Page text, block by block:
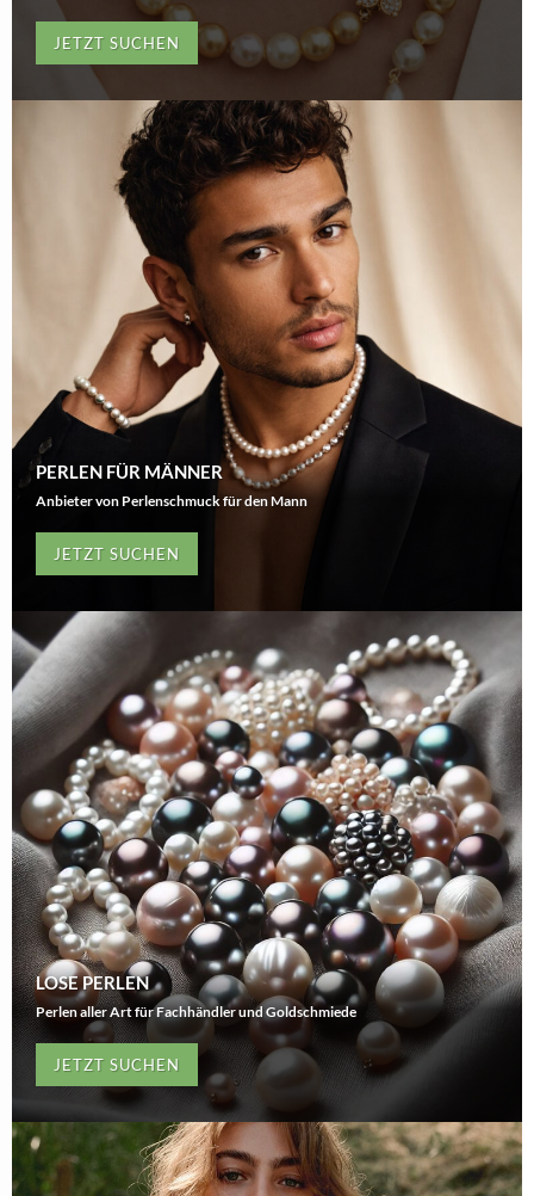
JETZT SUCHEN
PERLEN FÜR MÄNNER
Anbieter von Perlenschmuck für den Mann
JETZT SUCHEN
LOSE PERLEN
Perlen aller Art für Fachhändler und Goldschmiede
JETZT SUCHEN